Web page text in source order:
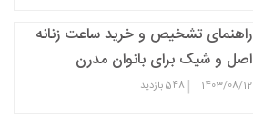
راهنمای تشخیص و خرید ساعت زنانه
اصل و شیک برای بانوان مدرن
1403/08/12
|
548بازدید